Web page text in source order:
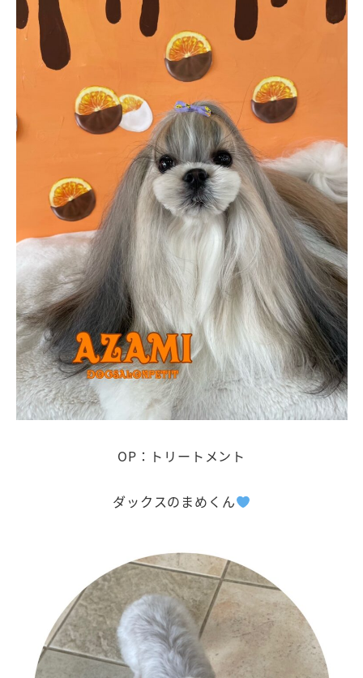
OP：トリートメント
ダックスのまめくん